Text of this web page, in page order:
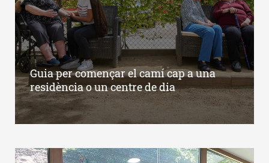
Guia per començar el camí cap a una
residència o un centre de dia